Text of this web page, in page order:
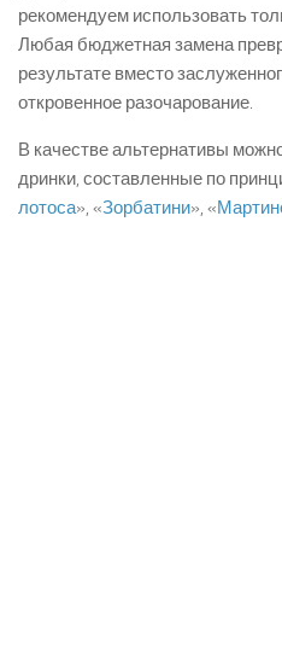
рекомендуем использовать
Любая бюджетная замена
результате вместо
откровенное разочарование.
В качестве альтернативы
дринки, составленные по
лотоса», «Зорбатини», «